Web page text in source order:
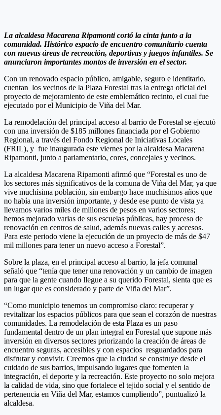
La alcaldesa Macarena Ripamonti cortó la cinta junto a la
comunidad. Histórico espacio de encuentro comunitario cuenta
con nuevas áreas de recreación, deportivas y juegos infantiles. Se
anunciaron importantes montos de inversión en el sector.
Con un renovado espacio público, amigable, seguro e identitario,
cuentan los vecinos de la Plaza Forestal tras la entrega oficial del
proyecto de mejoramiento de este emblemático recinto, el cual fue
ejecutado por el Municipio de Viña del Mar.
La remodelación del principal acceso al barrio de Forestal se ejecutó
con una inversión de $185 millones financiada por el Gobierno
Regional, a través del Fondo Regional de Iniciativas Locales
(FRIL), y fue inaugurada este viernes por la alcaldesa Macarena
Ripamonti, junto a parlamentario, cores, concejales y vecinos.
La alcaldesa Macarena Ripamonti afirmó que “Forestal es uno de
los sectores más significativos de la comuna de Viña del Mar, ya que
vive muchísima población, sin embargo hace muchísimos años que
no había una inversión importante, y desde ese punto de vista ya
llevamos varios miles de millones de pesos en varios sectores;
hemos mejorado varias de sus escuelas públicas, hay proceso de
renovación en centros de salud, además nuevas calles y accesos.
Para este periodo viene la ejecución de un proyecto de más de $47
mil millones para tener un nuevo acceso a Forestal”.
Sobre la plaza, en el principal acceso al barrio, la jefa comunal
señaló que “tenía que tener una renovación y un cambio de imagen
para que la gente cuando llegue a su querido Forestal, sienta que es
un lugar que es considerado y parte de Viña del Mar”.
“Como municipio tenemos un compromiso claro: recuperar y
revitalizar los espacios públicos para que sean el corazón de nuestras
comunidades. La remodelación de esta Plaza es un paso
fundamental dentro de un plan integral en Forestal que supone más
inversión en diversos sectores priorizando la creación de áreas de
encuentro seguras, accesibles y con espacios resguardados para
disfrutar y convivir. Creemos que la ciudad se construye desde el
cuidado de sus barrios, impulsando lugares que fomenten la
integración, el deporte y la recreación. Este proyecto no solo mejora
la calidad de vida, sino que fortalece el tejido social y el sentido de
pertenencia en Viña del Mar, estamos cumpliendo”, puntualizó la
alcaldesa.